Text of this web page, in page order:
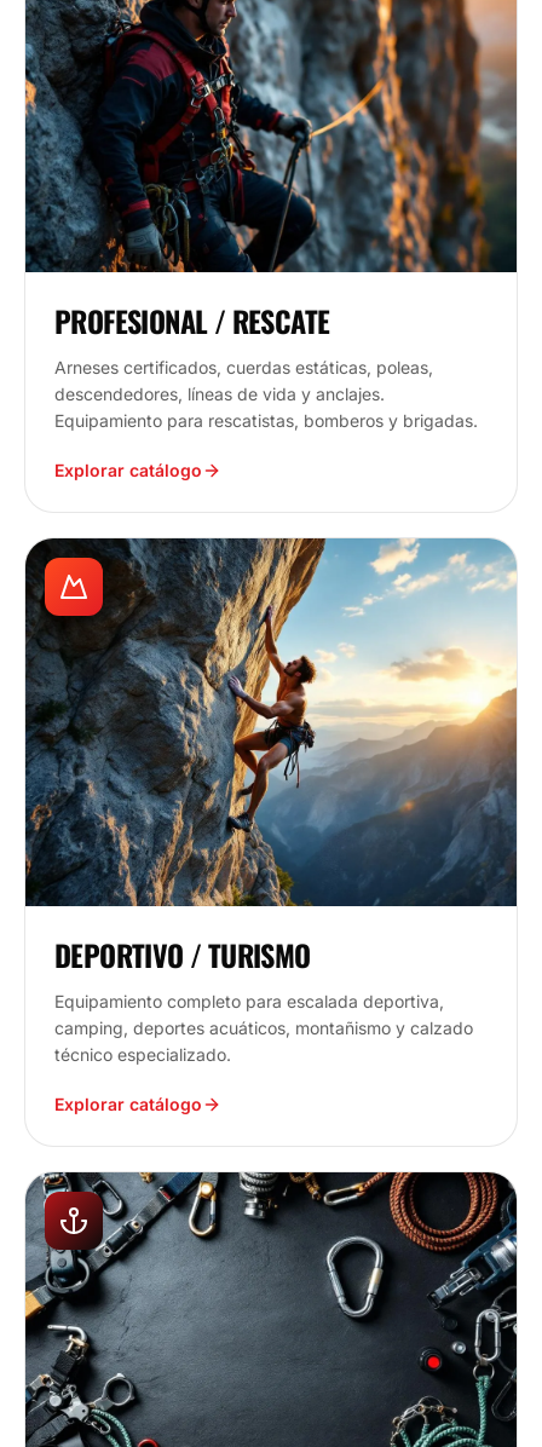
PROFESIONAL / RESCATE
Arneses certificados, cuerdas estáticas, poleas,
descendedores, líneas de vida y anclajes.
Equipamiento para rescatistas, bomberos y brigadas.
Explorar catálogo
DEPORTIVO / TURISMO
Equipamiento completo para escalada deportiva,
camping, deportes acuáticos, montañismo y calzado
técnico especializado.
Explorar catálogo